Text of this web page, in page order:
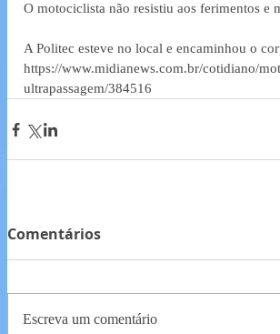
O motociclista não resistiu aos ferimentos e
A Politec esteve no local e encaminhou o
https://www.midianews.com.br/cotidiano/
ultrapassagem/384516
Comentários
Escreva um comentário